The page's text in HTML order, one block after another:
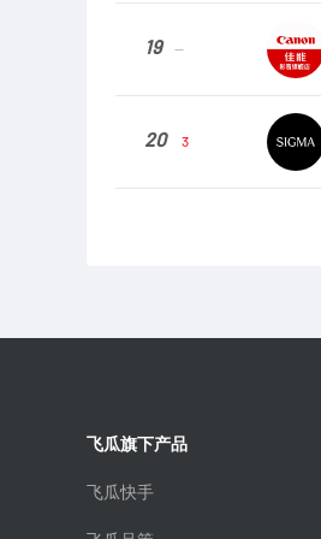
19 --
20 3
飞瓜旗下产品
飞瓜快手